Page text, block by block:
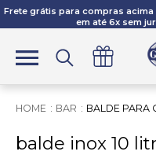
Frete grátis para compras
em até 6x sem
BAR BALDE PARA
balde inox 10